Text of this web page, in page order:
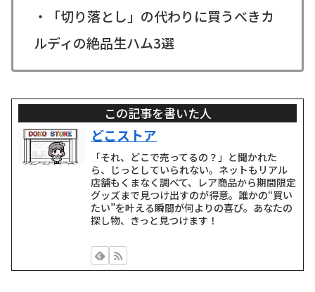
・「切り落とし」の代わりに買うべきカ
ルディの絶品生ハム3選
この記事を書いた人
どこストア
「それ、どこで売ってるの？」と聞かれた
ら、じっとしていられない。ネットもリアル
店舗もくまなく調べて、レア商品から期間限定
グッズまで見つけ出すのが得意。誰かの“買い
たい”を叶える瞬間が何よりの喜び。あなたの
探し物、きっと見つけます！